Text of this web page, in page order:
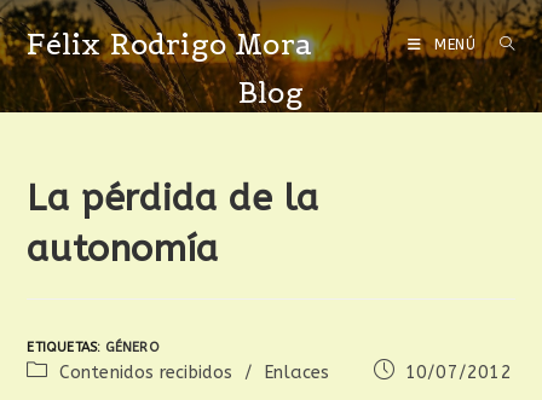
Félix Rodrigo Mora MENÚ
Blog
La pérdida de la
autonomía
ETIQUETAS: GÉNERO
Contenidos recibidos / Enlaces 10/07/2012